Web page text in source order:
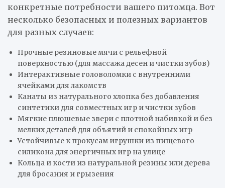
конкретные потребности вашего питомца. Вот
несколько безопасных и полезных вариантов
для разных случаев:
Прочные резиновые мячи с рельефной
поверхностью (для массажа десен и чистки зубов)
Интерактивные головоломки с внутренними
ячейками для лакомств
Канаты из натурального хлопка без добавления
синтетики для совместных игр и чистки зубов
Мягкие плюшевые звери с плотной набивкой и без
мелких деталей для объятий и спокойных игр
Устойчивые к прокусам игрушки из пищевого
силикона для энергичных игр на улице
Кольца и кости из натуральной резины или дерева
для бросания и грызения